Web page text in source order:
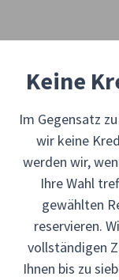
Keine
Im Gegensatz
wir keine
werden wir,
Ihre Wahl
gewählten
reservieren.
vollständigen
Ihnen bis zu